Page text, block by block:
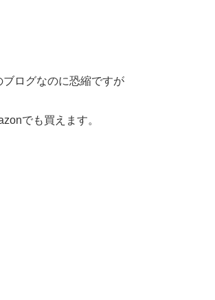
ログなのに恐縮ですが
でも買えます。